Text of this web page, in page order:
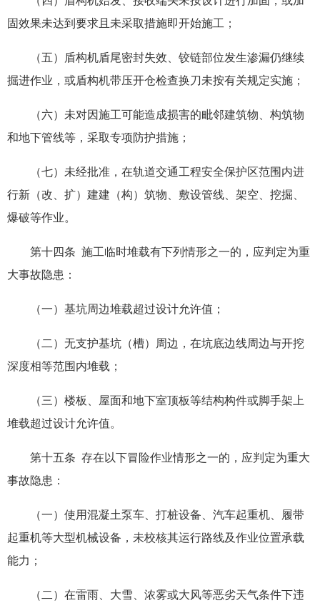
固效果未达到要求且未采取措施即开始施工；
（五）盾构机盾尾密封失效、铰链部位发生渗漏仍继续
掘进作业，或盾构机带压开仓检查换刀未按有关规定实施；
（六）未对因施工可能造成损害的毗邻建筑物、构筑物
和地下管线等，采取专项防护措施；
（七）未经批准，在轨道交通工程安全保护区范围内进
行新（改、扩）建建（构）筑物、敷设管线、架空、挖掘、
爆破等作业。
第十四条 施工临时堆载有下列情形之一的，应判定为重
大事故隐患：
（一）基坑周边堆载超过设计允许值；
（二）无支护基坑（槽）周边，在坑底边线周边与开挖
深度相等范围内堆载；
（三）楼板、屋面和地下室顶板等结构构件或脚手架上
堆载超过设计允许值。
第十五条 存在以下冒险作业情形之一的，应判定为重大
事故隐患：
（一）使用混凝土泵车、打桩设备、汽车起重机、履带
起重机等大型机械设备，未校核其运行路线及作业位置承载
能力；
（二）在雷雨、大雪、浓雾或大风等恶劣天气条件下违